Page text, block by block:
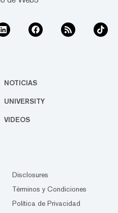
NOTICIAS
UNIVERSITY
VIDEOS
Disclosures
Términos y Condiciones
Política de Privacidad